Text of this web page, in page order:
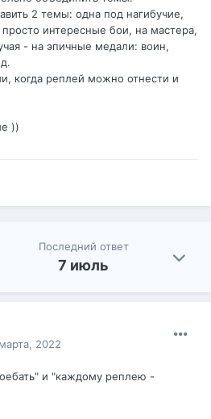
2 темы: одна под нагибучие,
интересные бои, на мастера,
- на эпичные медали: воин,
когда реплей можно отнести и
))
Последний ответ
7 июль
2022
и "каждому реплею -